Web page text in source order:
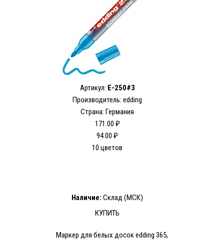
Артикул: E-250#3
Производитель: edding
Страна: Германия
171.00 ₽
94.00 ₽
10 цветов
Наличие: Склад (МСК)
КУПИТЬ
Маркер для белых досок edding 365,